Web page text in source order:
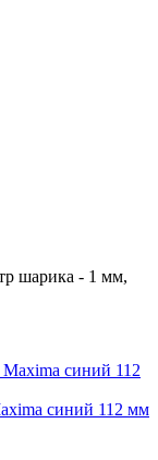
шарика - 1 мм,
синий 112 мм